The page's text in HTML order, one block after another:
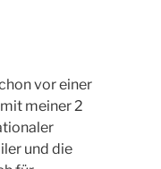
vor einer
meiner 2
und die